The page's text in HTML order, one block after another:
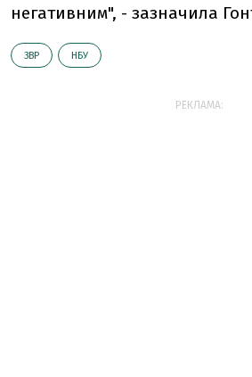
негативним", - зазначила
ЗВР НБУ
РЕКЛАМА: